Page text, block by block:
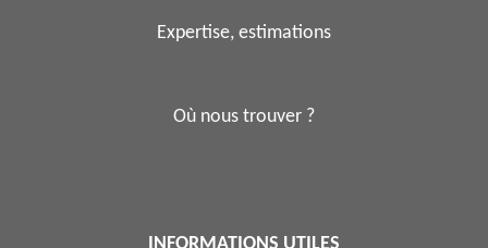
Expertise, estimations
Où nous trouver ?
INFORMATIONS UTILES